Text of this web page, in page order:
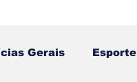
Gerais Esporte